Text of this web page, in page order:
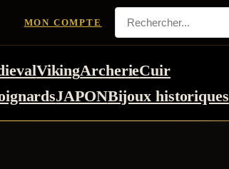
MON COMPTE
VikingArcherieCuir
JAPONBijoux historiques